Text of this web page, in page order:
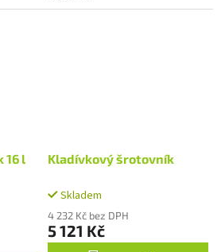
16 l
Kladívkový šrotovník
Průměrné
hodnocení
produktu
je
Skladem
4 232 Kč bez DPH
5 121 Kč